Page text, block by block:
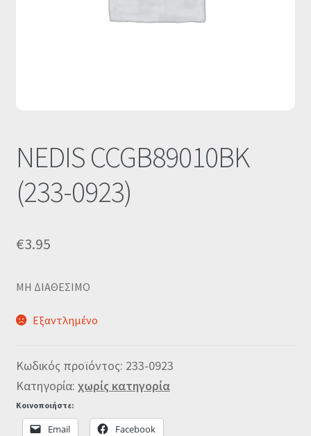
NEDIS CCGB89010BK
(233-0923)
€3.95
MΗ ΔΙΑΘΕΣΙΜΟ
Εξαντλημένο
Κωδικός προϊόντος: 233-0923
Κατηγορία: χωρίς κατηγορία
Κοινοποιήστε:
Email Facebook